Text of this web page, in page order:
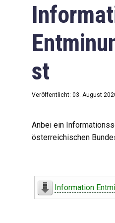
st
Veröffentlicht: 03. August
Anbei ein
österreichischen
Information